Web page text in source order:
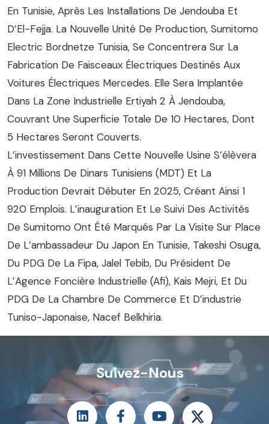
En Tunisie, Après Les Installations De Jendouba Et
D’El-Fejja. La Nouvelle Unité De Production, Sumitomo
Electric Bordnetze Tunisia, Se Concentrera Sur La
Fabrication De Faisceaux Électriques Destinés Aux
Voitures Électriques Mercedes. Elle Sera Implantée
Dans La Zone Industrielle Ertiyah 2 À Jendouba,
Couvrant Une Superficie Totale De 10 Hectares, Dont
5 Hectares Seront Couverts.
L’investissement Dans Cette Nouvelle Usine S’élèvera
À 91 Millions De Dinars Tunisiens (MDT) Et La
Production Devrait Débuter En 2025, Créant Ainsi 1
920 Emplois. L’inauguration Et Le Suivi Des Activités
De Sumitomo Ont Été Marqués Par La Visite Sur Place
De L’ambassadeur Du Japon En Tunisie, Takeshi Osuga,
Du PDG De La Fipa, Jalel Tebib, Du Président De
L’Agence Foncière Industrielle (Afi), Kais Mejri, Et Du
PDG De La Chambre De Commerce Et D’industrie
Tuniso-Japonaise, Nacef Belkhiria.
Suivez-Nous